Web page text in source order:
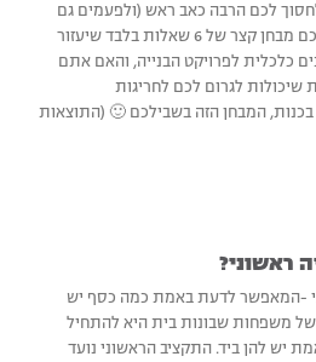
לכם הרבה כאב ראש (ולפעמים גם
מאות אלפי שקלים). הכנתי לכם מבחן קצר של 6 שאלות בלבד שיעזור
כלכלית לפרויקט הבנייה, והאם אתם
שיכולות לגרום לכם לחריגות
המבחן הזה בשבילכם 🙂 (התוצאות
ראשוני?
-המאפשר לדעת באמת כמה כסף יש
של משפחות שבונות בית היא להתחיל
יש להן ביד. התקציב הראשוני נועד